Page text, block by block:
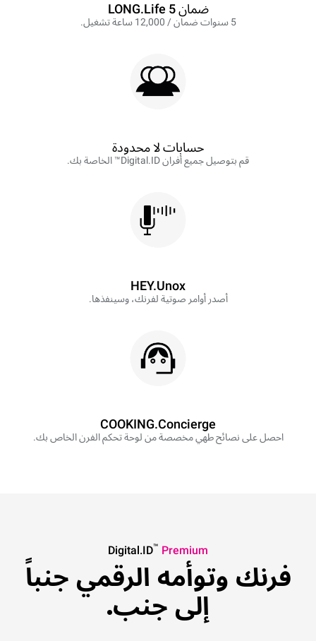
ضمان LONG.Life 5
5 سنوات ضمان / 12,000 ساعة تشغيل.
حسابات لا محدودة
قم بتوصيل جميع أفران Digital.ID™ الخاصة بك.
HEY.Unox
أصدر أوامر صوتية لفرنك، وسينفذها.
COOKING.Concierge
احصل على نصائح طهي مخصصة من لوحة تحكم الفرن الخاص بك.
Digital.ID™ Premium
فرنك وتوأمه الرقمي جنباً
إلى جنب.